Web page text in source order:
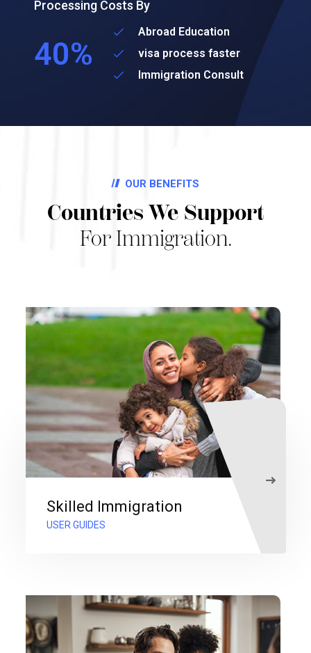
Processing Costs By
40%
Abroad Education
visa process faster
Immigration Consult
OUR BENEFITS
Countries We Support
For Immigration.
Skilled Immigration
USER GUIDES